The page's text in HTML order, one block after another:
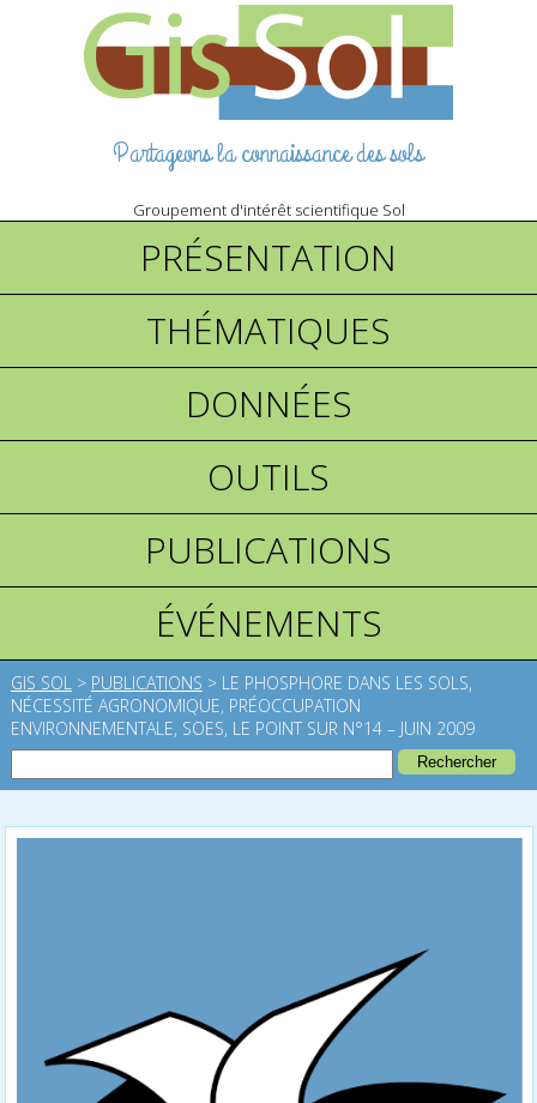
Partageons la connaissance des sols
Groupement d'intérêt scientifique Sol
PRÉSENTATION
THÉMATIQUES
DONNÉES
OUTILS
PUBLICATIONS
ÉVÉNEMENTS
GIS SOL > PUBLICATIONS > LE PHOSPHORE DANS LES SOLS,
NÉCESSITÉ AGRONOMIQUE, PRÉOCCUPATION
ENVIRONNEMENTALE, SOES, LE POINT SUR N°14 – JUIN 2009